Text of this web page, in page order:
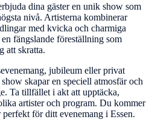
dina gäster en unik show som
nivå. Artisterna kombinerar
med kvicka och charmiga
fängslande föreställning som
att skratta.
jubileum eller privat
skapar en speciell atmosfär och
Ta tillfället i akt att upptäcka,
artister och program. Du kommer
för ditt evenemang i Essen.